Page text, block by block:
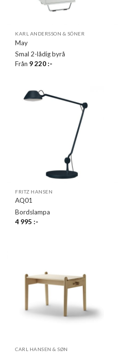
KARL ANDERSSON & SÖNER
May
Smal 2-lådig byrå
Från 9 220:-
FRITZ HANSEN
AQ01
Bordslampa
4 995:-
CARL HANSEN & SØN